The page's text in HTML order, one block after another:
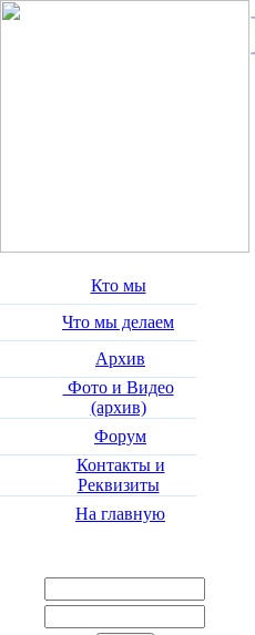
Кто мы
Что мы делаем
Архив
Фото и Видео
(архив)
Форум
Контакты и
Реквизиты
На главную